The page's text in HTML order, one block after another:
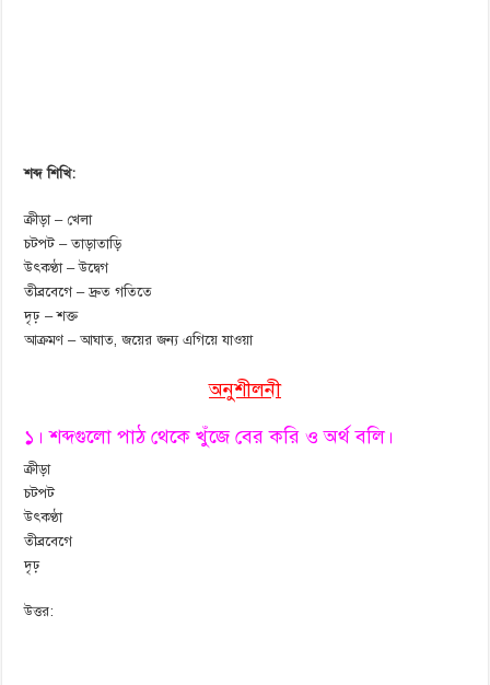
শব্দ শিখি:
ক্রীড়া – খেলা
চটপট – তাড়াতাড়ি
উৎকণ্ঠা – উদ্বেগ
তীব্রবেগে – দ্রুত গতিতে
দৃঢ় – শক্ত
আক্রমণ – আঘাত, জয়ের জন্য এগিয়ে যাওয়া
অনুশীলনী
১। শব্দগুলো পাঠ থেকে খুঁজে বের করি ও অর্থ বলি।
ক্রীড়া
চটপট
উৎকণ্ঠা
তীব্রবেগে
দৃঢ়
উত্তর: